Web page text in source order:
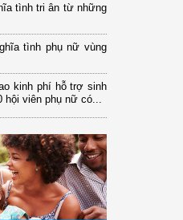
tình tri ân từ những
tình phụ nữ vùng
kinh phí hỗ trợ sinh
viên phụ nữ có...